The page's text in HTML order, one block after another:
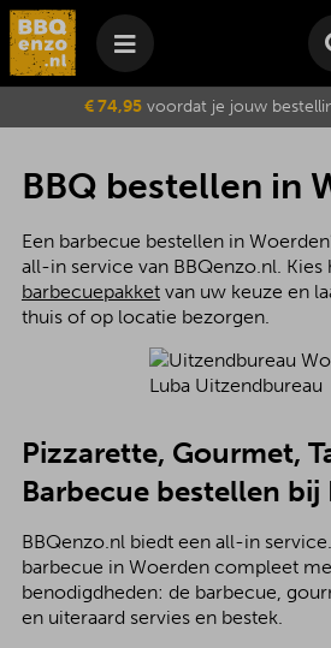
Winkelmand
Je winkelwagen is
Wijzig winkelmand
€ 74,95voordat je jouw
BBQ bestellen in
Een barbecue bestellen in
all-in service van BBQenzo.nl. Kies
barbecuepakketvan uw keuze en
thuis of op locatie bezorgen.
Pizzarette, Gourmet,
Barbecue bestellen bij
BBQenzo.nl biedt een all-in
barbecue in Woerden compleet
benodigdheden: de barbecue,
en uiteraard servies en bestek.